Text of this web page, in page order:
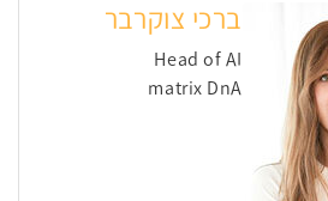
ברכי צוקרבר
Head of AI
matrix DnA